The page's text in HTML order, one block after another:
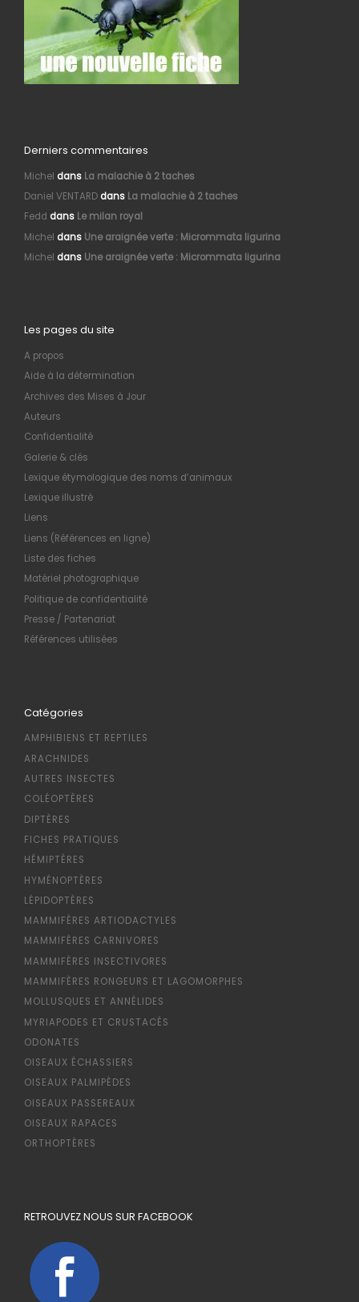
Derniers commentaires
Michel dans La malachie à 2 taches
Daniel VENTARDdans La malachie à 2 taches
Fedd dans Le milan royal
Michel dans Une araignée verte : Micrommata ligurina
Michel dans Une araignée verte : Micrommata ligurina
Les pages du site
A propos
Aide à la détermination
Archives des Mises à Jour
Auteurs
Confidentialité
Galerie & clés
Lexique étymologique des noms d’animaux
Lexique illustré
Liens
Liens (Références en ligne)
Liste des fiches
Matériel photographique
Politique de confidentialité
Presse / Partenariat
Références utilisées
Catégories
AMPHIBIENS ET REPTILES
ARACHNIDES
AUTRES INSECTES
COLÉOPTÈRES
DIPTÈRES
FICHES PRATIQUES
HÉMIPTÈRES
HYMÉNOPTÈRES
LÉPIDOPTÈRES
MAMMIFÈRES ARTIODACTYLES
MAMMIFÈRES CARNIVORES
MAMMIFÈRES INSECTIVORES
MAMMIFÈRES RONGEURS ET LAGOMORPHES
MOLLUSQUES ET ANNÉLIDES
MYRIAPODES ET CRUSTACÉS
ODONATES
OISEAUX ÉCHASSIERS
OISEAUX PALMIPÈDES
OISEAUX PASSEREAUX
OISEAUX RAPACES
ORTHOPTÈRES
RETROUVEZ NOUS SUR FACEBOOK